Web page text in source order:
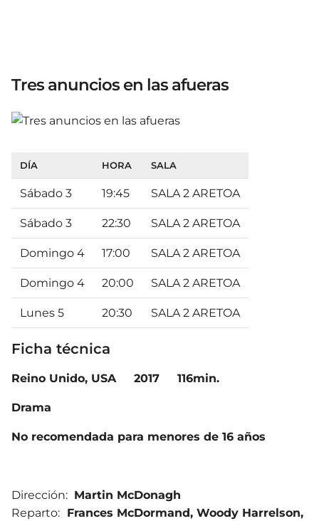
Tres anuncios en las afueras
DÍA HORA SALA
Sábado 3 19:45 SALA 2 ARETOA
Sábado 3 22:30 SALA 2 ARETOA
Domingo 4 17:00 SALA 2 ARETOA
Domingo 4 20:00 SALA 2 ARETOA
Lunes 5 20:30 SALA 2 ARETOA
Ficha técnica
Reino Unido, USA 2017 116min.
Drama
No recomendada para menores de 16 años
Dirección: Martin McDonagh
Reparto: Frances McDormand, Woody Harrelson,